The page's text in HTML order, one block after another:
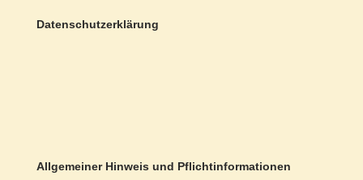
Datenschutzerklärung
Allgemeiner Hinweis und Pflichtinformationen